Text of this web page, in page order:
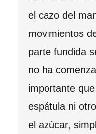
el cazo del
movimientos
parte fundida
no ha
importante
espátula ni
el azúcar,